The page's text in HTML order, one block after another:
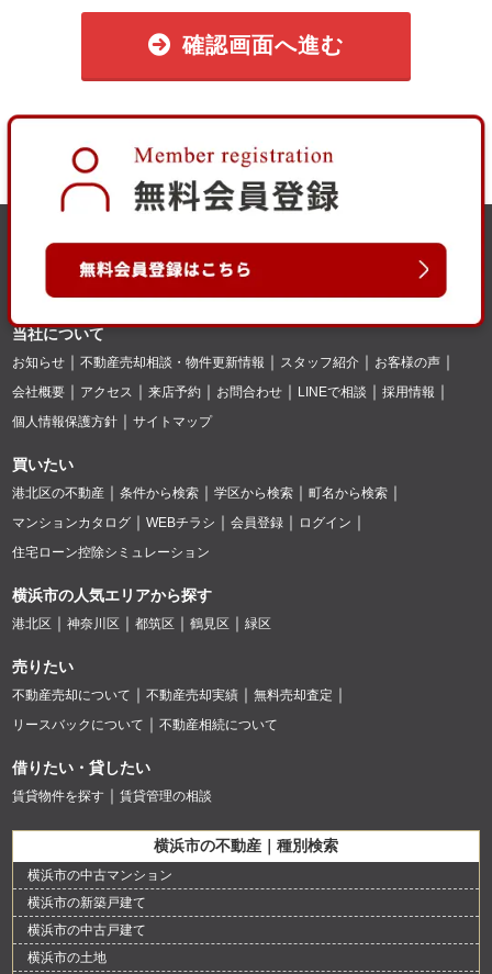
確認画面へ進む
当社について
お知らせ 不動産売却相談・物件更新情報 スタッフ紹介
お客様の声
会社概要
アクセス 来店予約 お問合わせ LINEで相談
採用情報
個人情報保護方針
サイトマップ
買いたい
港北区の不動産 条件から検索 学区から検索
町名から検索
マンションカタログ
WEBチラシ 会員登録
ログイン
住宅ローン控除シミュレーション
横浜市の人気エリアから探す
港北区 神奈川区 都筑区 鶴見区 緑区
売りたい
不動産売却について 不動産売却実績
無料売却査定
リースバックについて
不動産相続について
借りたい・貸したい
賃貸物件を探す 賃貸管理の相談
横浜市の不動産｜種別検索
横浜市の中古マンション
横浜市の新築戸建て
横浜市の中古戸建て
横浜市の土地